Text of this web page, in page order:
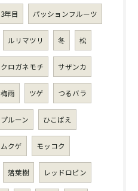
3年目 パッションフルーツ
ルリマツリ 冬 松
クロガネモチ サザンカ
梅雨 ツゲ つるバラ
プルーン ひこばえ
ムクゲ モッコク
落葉樹 レッドロビン